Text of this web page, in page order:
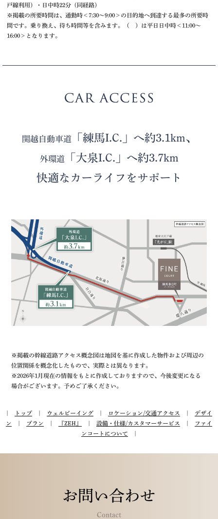
戸線利用）・日中時22分（同経路）
※掲載の所要時間は、通勤時＜7:30〜9:00＞の目的地へ到達する最多の所要時
間です。乗り換え、待ち時間等を含みます。（ ）は平日日中時＜11:00〜
16:00＞となります。
関越自動車道「練馬I.C.」へ約3.1km、
外環道「大泉I.C.」へ約3.7km
快適なカーライフをサポート
※掲載の幹線道路アクセス概念図は地図を基に作成した物件および周辺の
位置関係を概念化したもので、実際とは異なります。
※2026年1月現在の情報をもとに作成しておりますので、今後変更になる
場合がございます。予めご了承ください。
トップ ウェルビーイング ロケーション/交通アクセス
デザイ
ン
プラン 『ZEH』 設備・仕様/カスタマーサービス
ファイ
ンコートについて
お問い合わせ
Contact